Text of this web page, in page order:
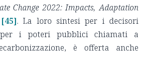
Change 2022: Impacts, Adaptation
[45]. La loro sintesi per i decisori
i poteri pubblici chiamati a
è offerta anche